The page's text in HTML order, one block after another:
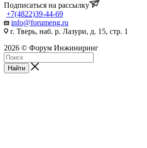
Подписаться на рассылку
+7(4822)39-44-69
info@forumeng.ru
г. Тверь, наб. р. Лазури, д. 15, стр. 1
2026 © Форум Инжиниринг
Найти